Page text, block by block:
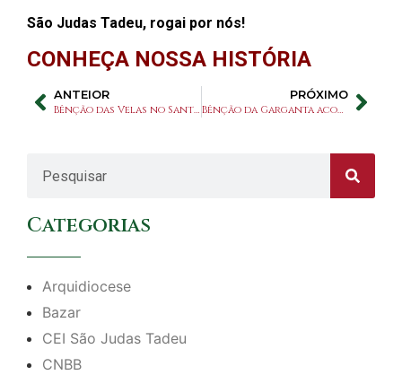
São Judas Tadeu, rogai por nós!
CONHEÇA NOSSA HISTÓRIA
ANTEIOR
Bênção das Velas no Santuário São Judas Tadeu ocorre em 2 de fevereiro
PRÓXIMO
Bênção da Garganta acontece segunda-feira, dia 3
Categorias
Arquidiocese
Bazar
CEI São Judas Tadeu
CNBB